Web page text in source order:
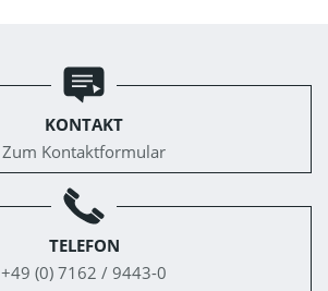
KONTAKT
Zum Kontaktformular
TELEFON
+49 (0) 7162 / 9443-0